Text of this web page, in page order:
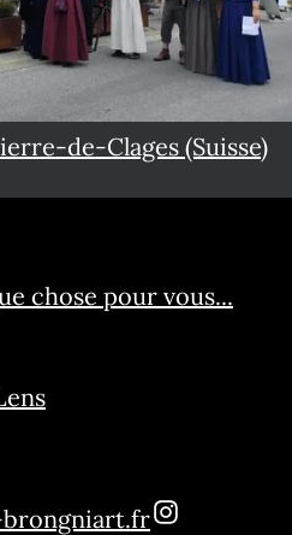
de-Clages (Suisse)
chose pour vous...
brongniart.fr